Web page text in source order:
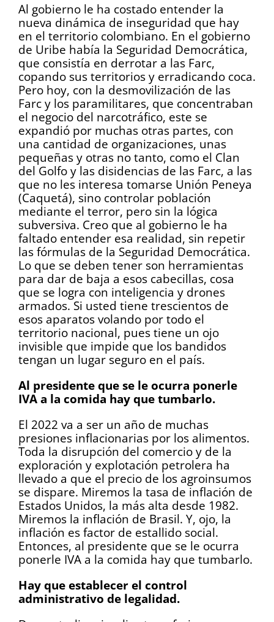
Al gobierno le ha costado entender la
nueva dinámica de inseguridad que hay
en el territorio colombiano. En el gobierno
de Uribe había la Seguridad Democrática,
que consistía en derrotar a las Farc,
copando sus territorios y erradicando coca.
Pero hoy, con la desmovilización de las
Farc y los paramilitares, que concentraban
el negocio del narcotráfico, este se
expandió por muchas otras partes, con
una cantidad de organizaciones, unas
pequeñas y otras no tanto, como el Clan
del Golfo y las disidencias de las Farc, a las
que no les interesa tomarse Unión Peneya
(Caquetá), sino controlar población
mediante el terror, pero sin la lógica
subversiva. Creo que al gobierno le ha
faltado entender esa realidad, sin repetir
las fórmulas de la Seguridad Democrática.
Lo que se deben tener son herramientas
para dar de baja a esos cabecillas, cosa
que se logra con inteligencia y drones
armados. Si usted tiene trescientos de
esos aparatos volando por todo el
territorio nacional, pues tiene un ojo
invisible que impide que los bandidos
tengan un lugar seguro en el país.
Al presidente que se le ocurra ponerle
IVA a la comida hay que tumbarlo.
El 2022 va a ser un año de muchas
presiones inflacionarias por los alimentos.
Toda la disrupción del comercio y de la
exploración y explotación petrolera ha
llevado a que el precio de los agroinsumos
se dispare. Miremos la tasa de inflación de
Estados Unidos, la más alta desde 1982.
Miremos la inflación de Brasil. Y, ojo, la
inflación es factor de estallido social.
Entonces, al presidente que se le ocurra
ponerle IVA a la comida hay que tumbarlo.
Hay que establecer el control
administrativo de legalidad.